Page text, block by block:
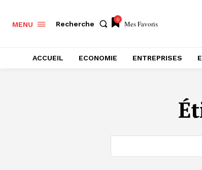
MENU Recherche
0 Mes Favoris
ACCUEIL ECONOMIE ENTREPRISES